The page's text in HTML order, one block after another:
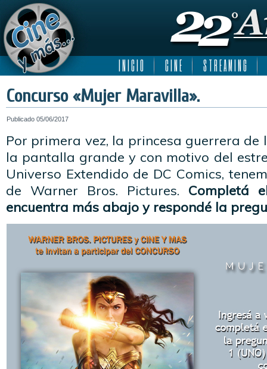
I N I C I O C I N E S T R E A M I N G
Concurso «Mujer Maravilla».
Publicado 05/06/2017
Por primera vez, la princesa guerrera de
la pantalla grande y con motivo del
Universo Extendido de DC Comics,
de Warner Bros. Pictures. Completá
encuentra más abajo y respondé la